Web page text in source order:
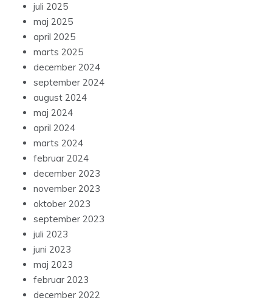
juli 2025
maj 2025
april 2025
marts 2025
december 2024
september 2024
august 2024
maj 2024
april 2024
marts 2024
februar 2024
december 2023
november 2023
oktober 2023
september 2023
juli 2023
juni 2023
maj 2023
februar 2023
december 2022